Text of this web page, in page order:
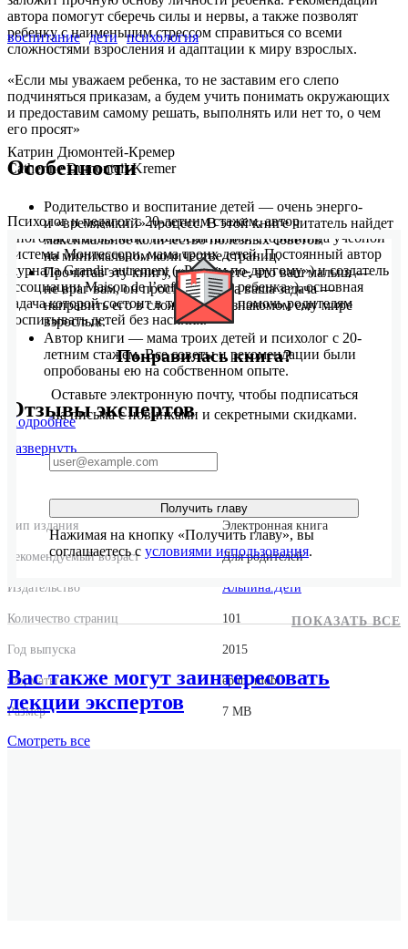
автора помогут сберечь силы и нервы, а также позволят
ребенку с наименьшим стрессом справиться со всеми
сложностями взросления и адаптации к миру взрослых.
«Если мы уважаем ребенка, то не заставим его слепо
подчиняться приказам, а будем учить понимать окружающих
и предоставим самому решать, выполнять или нет то, о чем
его просят»
Особенности
Родительство и воспитание детей — очень энерго-
и «времяемкий» процесс. В этой книге читатель найдет
максимальное количество полезных советов
на минимальном количестве страниц.
Прочитав эту книгу, вы поймете, что ваш малыш —
не враг вам, он просто растет, а ваша задача —
направить его в сложном и незнакомом ему мире
взрослых.
Автор книги — мама троих детей и психолог с 20-
летним стажем. Все советы и рекомендации были
опробованы ею на собственном опыте.
Отзывы экспертов
Развернуть
воспитание дети психология
Катрин Дюмонтей-Кремер
Catherine Dumonteil-Kremer
Психолог и педагог с 20-летним стажем, автор
многочисленных книг по воспитанию, сторонница учебной
системы Монтессори, мама троих детей. Постоянный автор
журнала Grandir autrement («Растем по-другому») и создатель
ассоциации Maison de l’enfant («Дом ребенка»), основная
задача которой состоит в том, чтобы помочь родителям
воспитывать детей без насилия.
Подробнее
Тип издания Электронная книга
Рекомендуемый возраст Для родителей
Издательство Альпина.Дети
Количество страниц 101
Год выпуска 2015
Форматы epub, mobi
Размер 7 MB
Понравилась книга?
Оставьте электронную почту, чтобы подписаться
на письма с новинками и секретными скидками.
Получить главу
Нажимая на кнопку «Получить главу», вы
соглашаетесь с условиями использования.
ПОКАЗАТЬ ВСЕ
Вас также могут заинтересовать
лекции экспертов
Смотреть все